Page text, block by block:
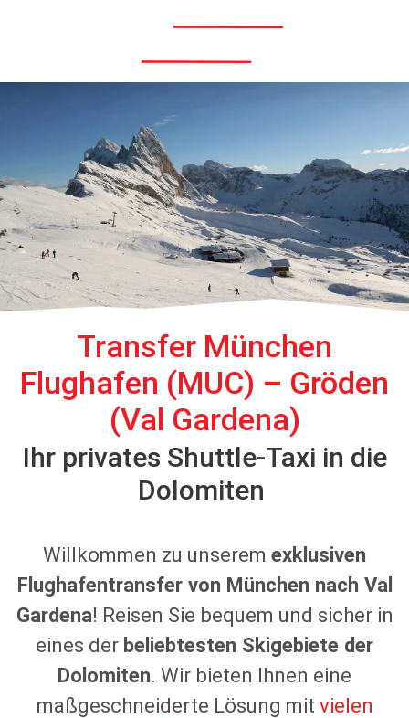
Transfer München
Flughafen (MUC) – Gröden
(Val Gardena)
Ihr privates Shuttle-Taxi in die
Dolomiten
Willkommen zu unserem exklusiven
Flughafentransfer von München nach Val
Gardena! Reisen Sie bequem und sicher in
eines der beliebtesten Skigebiete der
Dolomiten. Wir bieten Ihnen eine
maßgeschneiderte Lösung mit vielen